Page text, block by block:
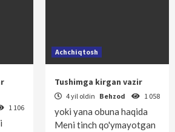
1 106
Achchiqtosh
Tushimga kirgan vazir
4 yil oldin Behzod 1 058
yoki yana obuna haqida
Meni tinch qo'ymayotgan